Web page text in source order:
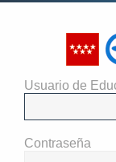
Usuario de
Contraseña